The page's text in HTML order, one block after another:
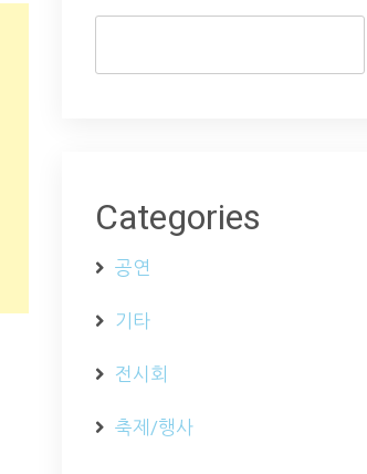
Categories
공연
기타
전시회
축제/행사